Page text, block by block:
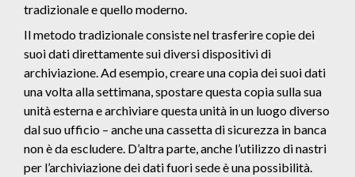
tradizionale e quello moderno.
Il metodo tradizionale consiste nel trasferire copie dei
suoi dati direttamente sui diversi dispositivi di
archiviazione. Ad esempio, creare una copia dei suoi dati
una volta alla settimana, spostare questa copia sulla sua
unità esterna e archiviare questa unità in un luogo diverso
dal suo ufficio – anche una cassetta di sicurezza in banca
non è da escludere. D’altra parte, anche l’utilizzo di nastri
per l’archiviazione dei dati fuori sede è una possibilità.